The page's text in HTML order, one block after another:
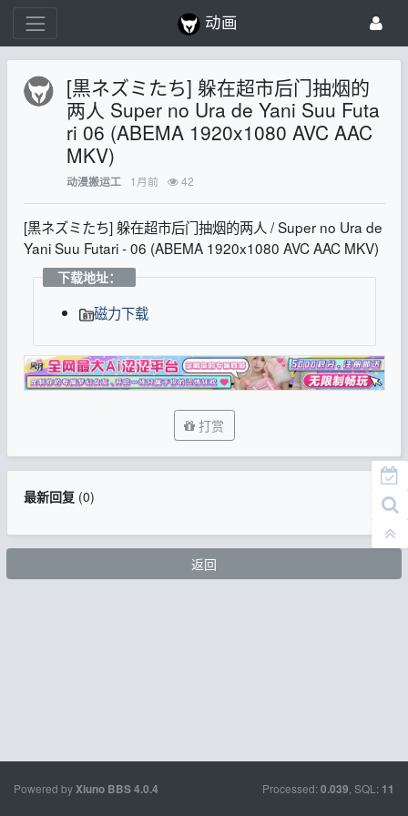
动画
[黒ネズミたち] 躲在超市后门抽烟的
两人 Super no Ura de Yani Suu Futa
ri 06 (ABEMA 1920x1080 AVC AAC
MKV)
动漫搬运工 1月前 42
[黒ネズミたち] 躲在超市后门抽烟的两人 / Super no Ura de
Yani Suu Futari - 06 (ABEMA 1920x1080 AVC AAC MKV)
下载地址：
磁力下载
打赏
最新回复(0)
返回
Powered byXiuno BBS4.0.4 Processed: 0.039 , SQL: 11